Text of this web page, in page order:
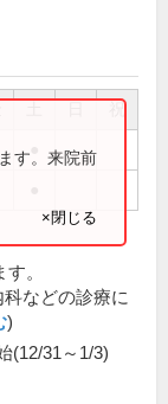
祝
す。来院前
×閉じる
。
などの診療に
)
(12/31～1/3)